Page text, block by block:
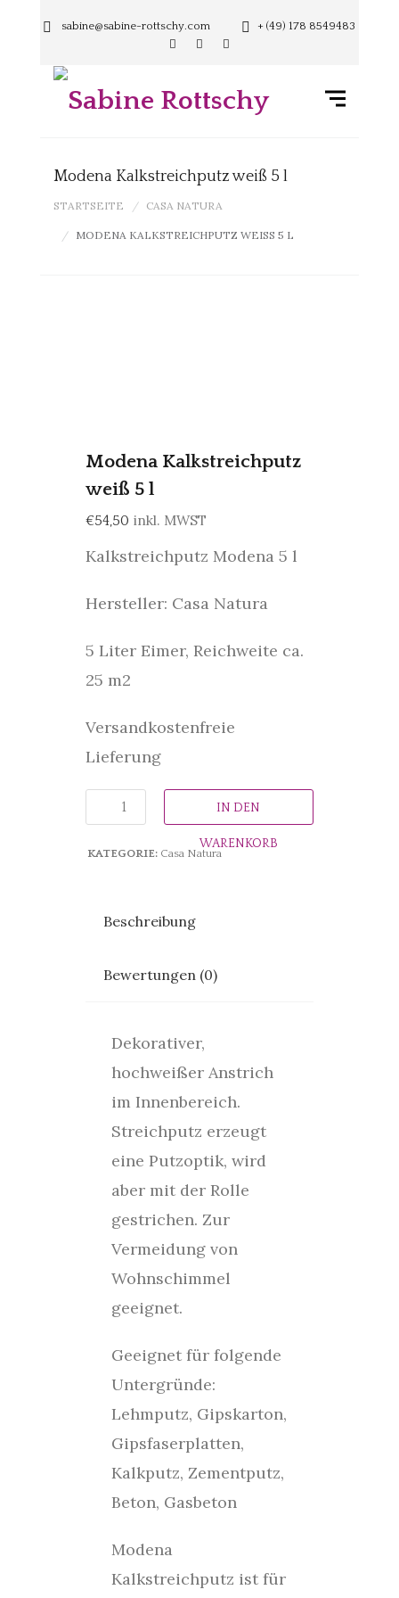
sabine@sabine-rottschy.com + (49) 178 8549483
Modena Kalkstreichputz weiß 5 l
STARTSEITE CASA NATURA
MODENA KALKSTREICHPUTZ WEISS 5 L
Modena Kalkstreichputz
weiß 5 l
€54,50 inkl. MWST
Kalkstreichputz Modena 5 l
Hersteller: Casa Natura
5 Liter Eimer, Reichweite ca.
25 m2
Versandkostenfreie
Lieferung
IN DEN
WARENKORB
KATEGORIE: Casa Natura
Beschreibung
Bewertungen (0)
Dekorativer,
hochweißer Anstrich
im Innenbereich.
Streichputz erzeugt
eine Putzoptik, wird
aber mit der Rolle
gestrichen. Zur
Vermeidung von
Wohnschimmel
geeignet.
Geeignet für folgende
Untergründe:
Lehmputz, Gipskarton,
Gipsfaserplatten,
Kalkputz, Zementputz,
Beton, Gasbeton
Modena
Kalkstreichputz ist für